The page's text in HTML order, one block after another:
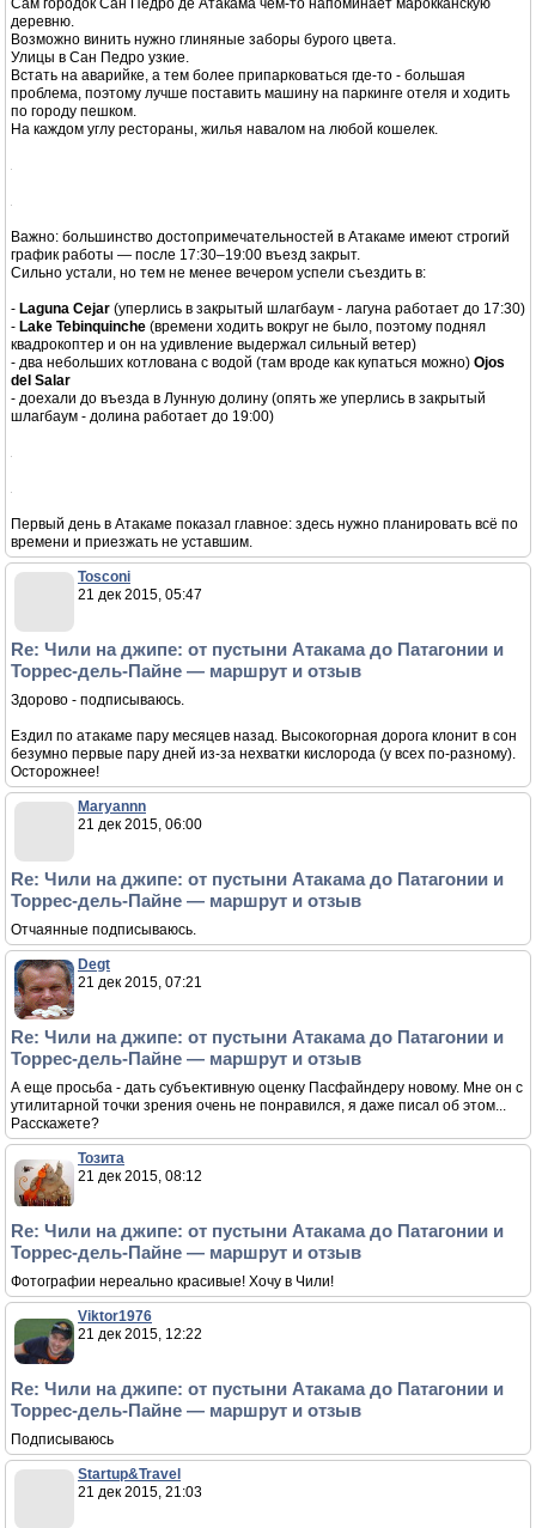
К тому же здесь отвратительный интернет - скорость ниже gprs.
Поэтому с завтрашнего дня забукировал 2 ночи в
Atacama- оценка на букинге оценка 9 и в отзывах пишут про
высокоскоростной интернет.
Замечу, что при заезде в первое место нас никто не встретил.
Толкнув калитку и зайдя на территорию - обнаружил ключ в замочной
скважине.
такой-то.
Мы закрыли домик.
Положили ключ на крыльце и уехали в другой отель.
Сам городок Сан Педро де Атакама чем-то напоминает марокканскую
деревню.
Возможно винить нужно глиняные заборы бурого цвета.
Улицы в Сан Педро узкие.
Встать на аварийке, а тем более припарковаться где-то - большая
проблема, поэтому лучше поставить машину на паркинге отеля и ходить
На каждом углу рестораны, жилья навалом на любой кошелек.
Важно: большинство достопримечательностей в Атакаме имеют строгий
график работы — после 17:30–19:00 въезд закрыт.
Сильно устали, но тем не менее вечером успели съездить в:
-Laguna Cejar
(уперлись в закрытый шлагбаум - лагуна работает до 17:30)
-Lake Tebinquinche(времени ходить вокруг не было, поэтому поднял
квадрокоптер и он на удивление выдержал сильный ветер)
- два небольших котлована с водой (там вроде как купаться можно)
del Salar
- доехали до въезда в Лунную долину (опять же уперлись в закрытый
шлагбаум - долина работает до 19:00)
Первый день в Атакаме показал главное: здесь нужно планировать всё по
времени и приезжать не уставшим.
Tosconi
21 дек 2015, 05:47
Re: Чили на джипе: от пустыни Атакама до Патагонии и
Торрес-дель-Пайне — маршрут и отзыв
Здорово - подписываюсь.
Ездил по атакаме пару месяцев назад. Высокогорная дорога клонит в сон
безумно первые пару дней из-за нехватки кислорода (у всех по-разному).
Осторожнее!
Maryannn
21 дек 2015, 06:00
Re: Чили на джипе: от пустыни Атакама до Патагонии и
Торрес-дель-Пайне — маршрут и отзыв
Отчаянные подписываюсь.
Degt
21 дек 2015, 07:21
Re: Чили на джипе: от пустыни Атакама до Патагонии и
Торрес-дель-Пайне — маршрут и отзыв
А еще просьба - дать субъективную оценку Пасфайндеру новому. Мне он с
утилитарной точки зрения очень не понравился, я даже писал об этом...
Расскажете?
Тозита